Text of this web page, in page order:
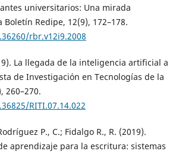
universitarios: Una mirada
Boletín Redipe, 12(9), 172–178.
rbr.v12i9.2008
La llegada de la inteligencia artificial a
de Investigación en Tecnologías de la
260–270.
RITI.07.14.022
P., C.; Fidalgo R., R. (2019).
aprendizaje para la escritura: sistemas